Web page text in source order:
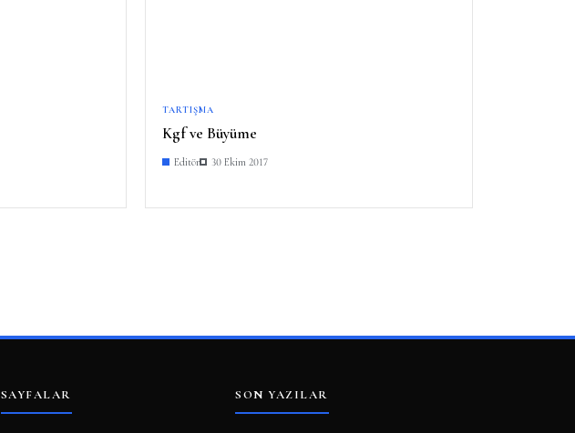
TARTIŞMA
Kgf ve Büyüme
Editör 30 Ekim 2017
SAYFALAR SON YAZILAR